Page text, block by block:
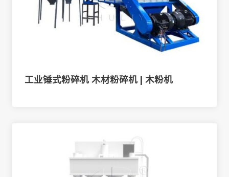
工业锤式粉碎机 木材粉碎机 | 木粉机